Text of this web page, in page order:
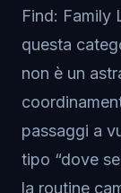
Find: Family
questa
non è un
passaggi a
tipo “dove
la routine